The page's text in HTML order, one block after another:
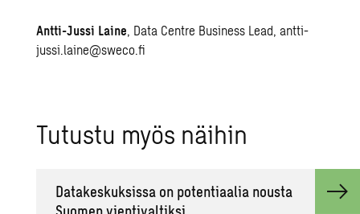
Antti-Jussi Laine, Data Centre Business Lead,antti-
jussi.laine@sweco.fi
Tu­tus­tu myös näi­hin
Da­ta­kes­kuk­sis­sa on po­ten­ti­aa­lia nous­ta